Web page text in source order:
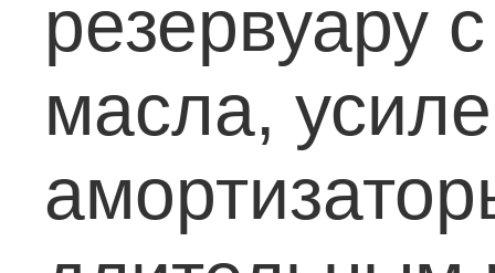
резервуару
масла,